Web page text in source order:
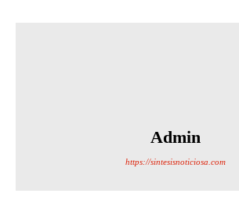
Admin
https://sintesisnoticiosa.com